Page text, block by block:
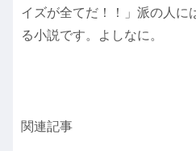
イズが全てだ！！」派の人に
る小説です。よしなに。
関連記事